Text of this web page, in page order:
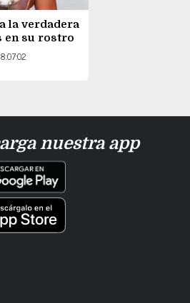
la verdadera
en su rostro
nuestra app